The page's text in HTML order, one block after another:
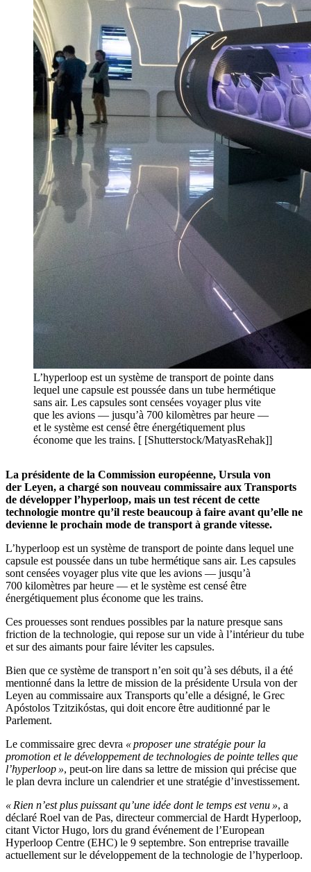
L’hyperloop est un système de transport de pointe dans
lequel une capsule est poussée dans un tube hermétique
sans air. Les capsules sont censées voyager plus vite
que les avions — jusqu’à 700 kilomètres par heure —
et le système est censé être énergétiquement plus
économe que les trains. [ [Shutterstock/MatyasRehak]]
La présidente de la Commission européenne, Ursula von
der Leyen, a chargé son nouveau commissaire aux Transports
de développer l’hyperloop, mais un test récent de cette
technologie montre qu’il reste beaucoup à faire avant qu’elle ne
devienne le prochain mode de transport à grande vitesse.
L’hyperloop est un système de transport de pointe dans lequel une
capsule est poussée dans un tube hermétique sans air. Les capsules
sont censées voyager plus vite que les avions — jusqu’à
700 kilomètres par heure — et le système est censé être
énergétiquement plus économe que les trains.
Ces prouesses sont rendues possibles par la nature presque sans
friction de la technologie, qui repose sur un vide à l’intérieur du tube
et sur des aimants pour faire léviter les capsules.
Bien que ce système de transport n’en soit qu’à ses débuts, il a été
mentionné dans la lettre de mission de la présidente Ursula von der
Leyen au commissaire aux Transports qu’elle a désigné, le Grec
Apóstolos Tzitzikóstas, qui doit encore être auditionné par le
Parlement.
Le commissaire grec devra « proposer une stratégie pour la
promotion et le développement de technologies de pointe telles que
l’hyperloop », peut-on lire dans sa lettre de mission qui précise que
le plan devra inclure un calendrier et une stratégie d’investissement.
« Rien n’est plus puissant qu’une idée dont le temps est venu », a
déclaré Roel van de Pas, directeur commercial de Hardt Hyperloop,
citant Victor Hugo, lors du grand événement de l’European
Hyperloop Centre (EHC) le 9 septembre. Son entreprise travaille
actuellement sur le développement de la technologie de l’hyperloop.